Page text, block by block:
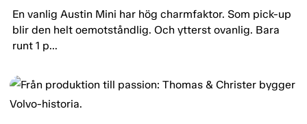
En vanlig Austin Mini har hög charmfaktor. Som pick-up
blir den helt oemotståndlig. Och ytterst ovanlig. Bara
runt 1 p...